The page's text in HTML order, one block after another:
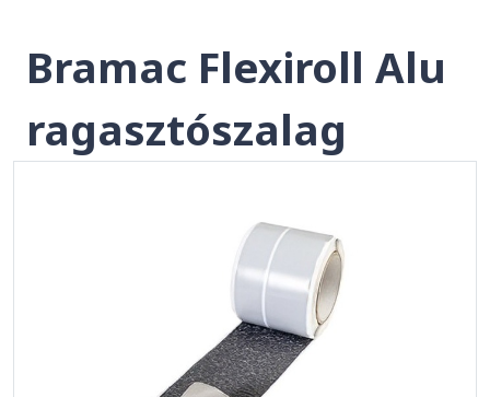
Bramac Flexiroll Alu
ragasztószalag